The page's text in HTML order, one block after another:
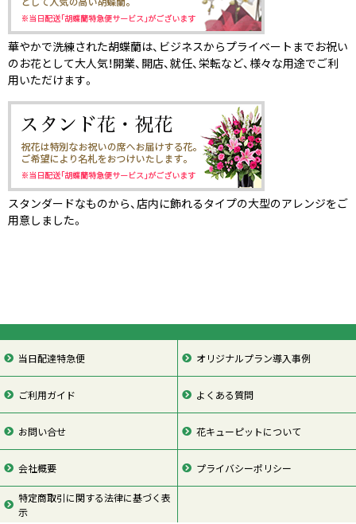
華やかで洗練された胡蝶蘭は、ビジネスからプライベートまでお祝い
のお花として大人気！開業、開店、就任、栄転など、様々な用途でご利
用いただけます。
スタンダードなものから、店内に飾れるタイプの大型のアレンジをご
用意しました。
当日配達特急便 オリジナルプラン導入事例
ご利用ガイド よくある質問
お問い合せ 花キューピットについて
会社概要 プライバシーポリシー
特定商取引に関する法律に基づく表
示